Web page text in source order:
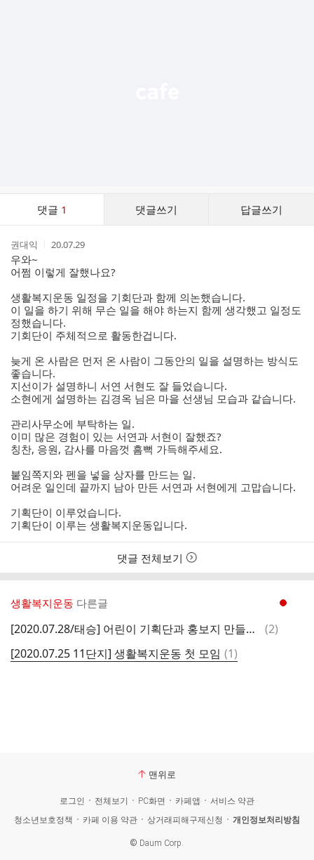
댓글 1 댓글쓰기 답글쓰기
작
성
자
권대익
작
시
간
20.07.29
우와~
어쩜 이렇게 잘했나요?
생활복지운동 일정을 기회단과 함께 의논했습니다.
이 일을 하기 위해 무슨 일을 해야 하는지 함께 생각했고 일정도
정했습니다.
기회단이 주체적으로 활동한겁니다.
늦게 온 사람은 먼저 온 사람이 그동안의 일을 설명하는 방식도
좋습니다.
지선이가 설명하니 서연 서현도 잘 들었습니다.
소현에게 설명하는 김경옥 님은 마을 선생님 모습과 같습니다.
관리사무소에 부탁하는 일.
이미 많은 경험이 있는 서연과 서현이 잘했죠?
칭찬, 응원, 감사를 마음껏 흠뻑 가득해주세요.
붙임쪽지와 펜을 넣을 상자를 만드는 일.
어려운 일인데 끝까지 남아 만든 서연과 서현에게 고맙습니다.
기획단이 이루었습니다.
기획단이 이루는 생활복지운동입니다.
댓글 전체보기
생활복지운동 다른글
[2020.07.28/태승] 어린이 기획단과 홍보지 만들기1
댓
(2)
[2020.07.25 11단지] 생활복지운동 첫 모임 댓
글
(1)
맨위로
로그인 전체보기 PC화면 카페앱
서비스 약관
청소년보호정책
카페 이용 약관 상거래피해구제신청 개인정보처리방침
© Daum Corp.